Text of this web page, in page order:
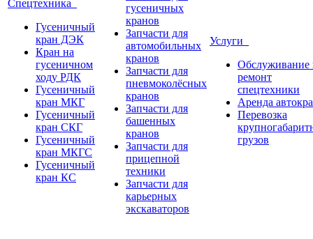
Спецтехника
Гусеничный
кран ДЭК
Кран на
гусеничном
ходу РДК
Гусеничный
кран МКГ
Гусеничный
кран СКГ
Гусеничный
кран МКГС
Гусеничный
кран КС
гусеничных
кранов
Запчасти для
автомобильных
кранов
Запчасти для
пневмоколёсных
кранов
Запчасти для
башенных
кранов
Запчасти для
прицепной
техники
Запчасти для
карьерных
экскаваторов
Услуги
Обслуживание
ремонт
спецтехники
Аренда
Перевозка
грузов